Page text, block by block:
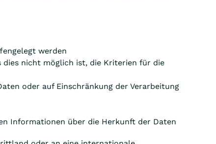
werden
dies nicht möglich ist, die Kriterien für die
oder auf Einschränkung der Verarbeitung
Informationen über die Herkunft der Daten